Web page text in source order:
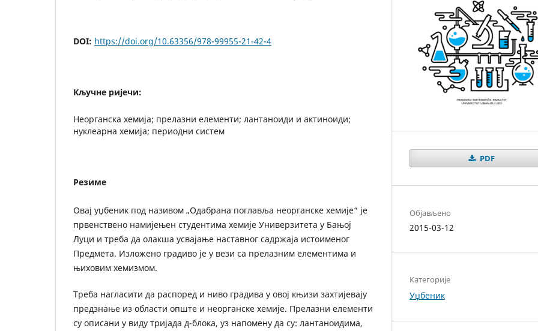
DOI: https://doi.org/10.63356/978-99955-21-42-4
Кључне ријечи:
Неорганска хемија; прелазни елементи; лантаноиди и актиноиди;
нуклеарна хемија; периодни систем
Резиме
Овај уџбеник под називом „Одабрана поглавља неорганске хемије“ је
првенствено намијењен студентима хемије Универзитета у Бањој
Луци и треба да олакша усвајање наставног садржаја истоименог
Предмета. Изложено градиво је у вези са прелазним елементима и
њиховим хемизмом.
Треба нагласити да распоред и ниво градива у овој књизи захтијевају
предзнање из области опште и неорганске хемије. Прелазни елементи
су описани у виду тријада д-блока, уз напомену да су: лантаноидима,
PDF
Објављено
2015-03-12
Категорије
Уџбеник